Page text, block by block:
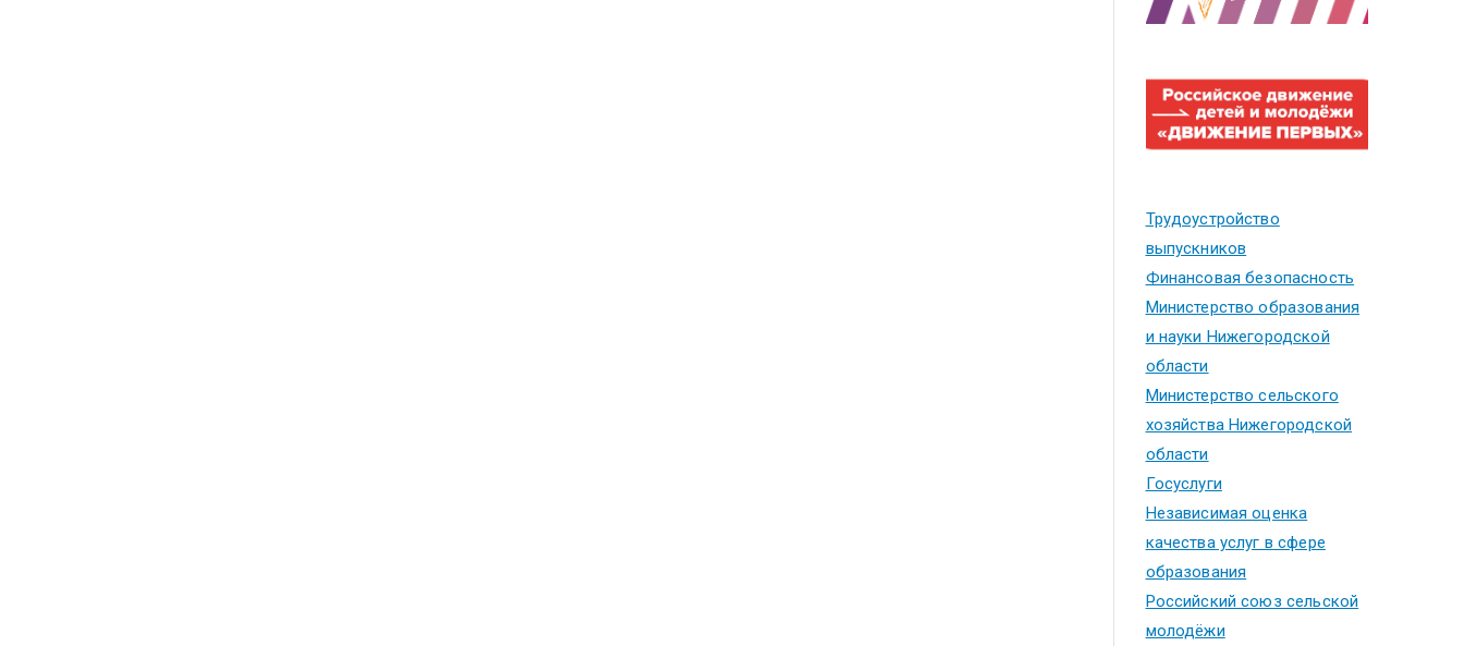
Трудоустройство
выпускников
Финансовая безопасность
Министерство образования
и науки Нижегородской
области
Министерство сельского
хозяйства Нижегородской
области
Госуслуги
Независимая оценка
качества услуг в сфере
образования
Российский союз сельской
молодёжи